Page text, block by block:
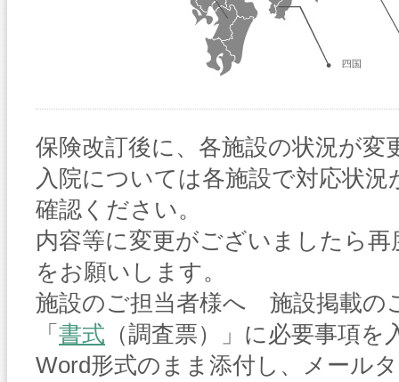
保険改訂後に、各施設の状況が
入院については各施設で対応状
確認ください。
内容等に変更がございましたら
をお願いします。
施設のご担当者様へ 施設掲載の
「 書式 （調査票）」に必要事項を
Word形式のまま添付し、メール